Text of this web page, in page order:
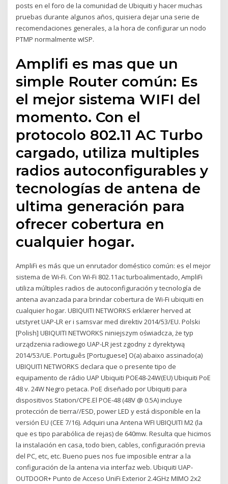
posts en el foro de la comunidad de Ubiquiti y hacer muchas
pruebas durante algunos años, quisiera dejar una serie de
recomendaciones generales, a la hora de configurar un nodo
PTMP normalmente wISP.
Amplifi es mas que un
simple Router común: Es
el mejor sistema WIFI del
momento. Con el
protocolo 802.11 AC Turbo
cargado, utiliza multiples
radios autoconfigurables y
tecnologías de antena de
ultima generación para
ofrecer cobertura en
cualquier hogar.
AmpliFi es más que un enrutador doméstico común: es el mejor
sistema de Wi-Fi. Con Wi-Fi 802.11ac turboalimentado, AmpliFi
utiliza múltiples radios de autoconfiguración y tecnología de
antena avanzada para brindar cobertura de Wi-Fi ubiquiti en
cualquier hogar. UBIQUITI NETWORKS erklærer herved at
utstyret UAP-LR er i samsvar med direktiv 2014/53/EU. Polski
[Polish] UBIQUITI NETWORKS niniejszym oświadcza, że typ
urządzenia radiowego UAP-LR jest zgodny z dyrektywą
2014/53/UE. Português [Portuguese] O(a) abaixo assinado(a)
UBIQUITI NETWORKS declara que o presente tipo de
equipamento de rádio UAP Ubiquiti POE48-24W(EU) Ubiquiti PoE
48 v. 24W Negro petaca. PoE diseñado por Ubiquiti para
dispositivos Station/CPE.El POE-48 (48V @ 0.5A) incluye
protección de tierra//ESD, power LED y está disponible en la
versión EU (CEE 7/16). Adquiri una Antena WFI UBIQUITI M2 (la
que es tipo parabólica de rejas) de 640mw. Resulta que hicimos
la instalación en casa, todo bien, cables, configuración previa
del PC, etc, etc. Bueno pues nos fue imposible entrar a la
configuración de la antena via interfaz web. Ubiquiti UAP-
OUTDOOR+ Punto de Acceso UniFi Exterior 2.4GHz MIMO 2x2